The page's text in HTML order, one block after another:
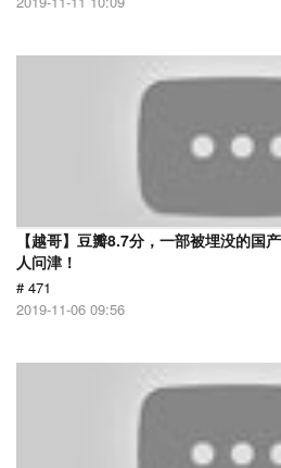
【越哥】豆瓣8.7分，一部被埋没的国
人问津！
# 471
2019-11-06 09:56